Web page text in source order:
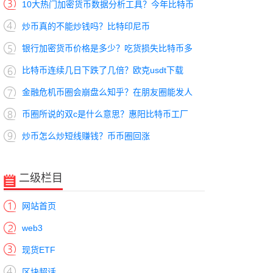
10大热门加密货币数据分析工具？今年比特币
炒币真的不能炒钱吗？比特印尼币
银行加密货币价格是多少？吃货损失比特币多
比特币连续几日下跌了几倍？欧克usdt下载
金融危机币圈会崩盘么知乎？在朋友圈能发人
币圈所说的双c是什么意思？惠阳比特币工厂
炒币怎么炒短线赚钱？币币圈回涨
二级栏目
网站首页
web3
现货ETF